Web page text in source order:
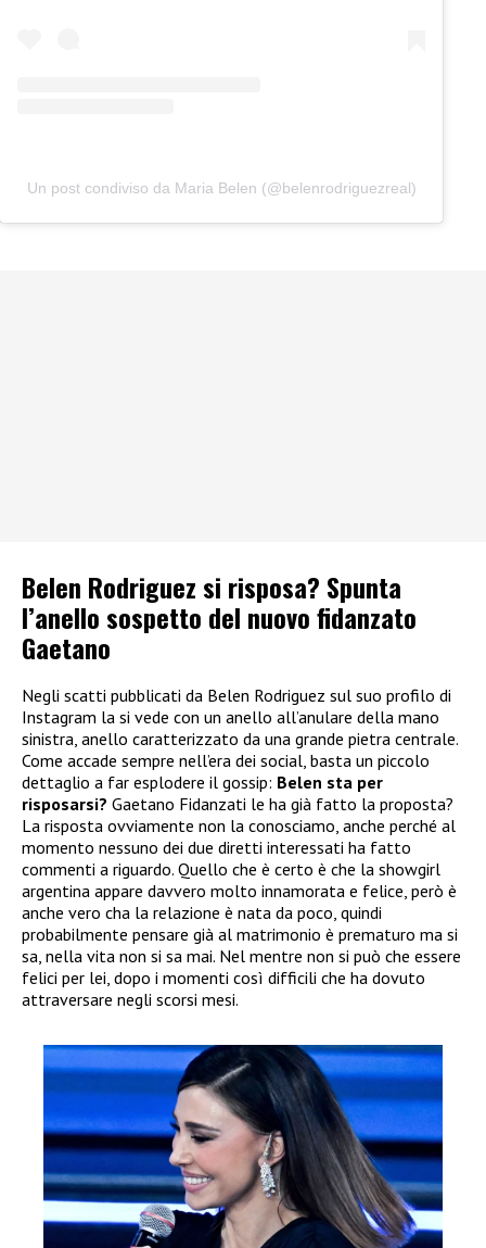
Un post condiviso da Maria Belen (@belenrodriguezreal)
Belen Rodriguez si risposa? Spunta
l’anello sospetto del nuovo fidanzato
Gaetano
Negli scatti pubblicati da Belen Rodriguez sul suo profilo di
Instagram la si vede con un anello all’anulare della mano
sinistra, anello caratterizzato da una grande pietra centrale.
Come accade sempre nell’era dei social, basta un piccolo
dettaglio a far esplodere il gossip: Belen sta per
risposarsi? Gaetano Fidanzati le ha già fatto la proposta?
La risposta ovviamente non la conosciamo, anche perché al
momento nessuno dei due diretti interessati ha fatto
commenti a riguardo. Quello che è certo è che la showgirl
argentina appare davvero molto innamorata e felice, però è
anche vero cha la relazione è nata da poco, quindi
probabilmente pensare già al matrimonio è prematuro ma si
sa, nella vita non si sa mai. Nel mentre non si può che essere
felici per lei, dopo i momenti così difficili che ha dovuto
attraversare negli scorsi mesi.